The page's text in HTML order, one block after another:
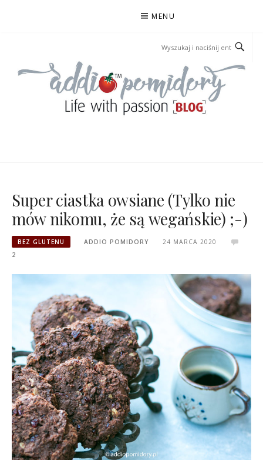
MENU
Super ciastka owsiane (Tylko nie
mów nikomu, że są wegańskie) ;-)
BEZ GLUTENU ADDIO POMIDORY
24 MARCA 2020
2